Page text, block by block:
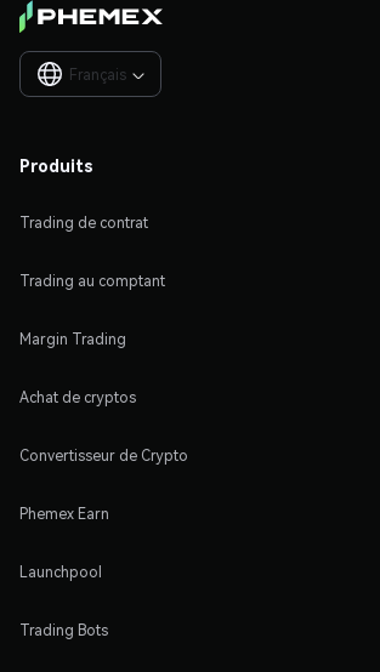
Français 
Produits
Trading de contrat
Trading au comptant
Margin Trading
Achat de cryptos
Convertisseur de Crypto
Phemex Earn
Launchpool
Trading Bots